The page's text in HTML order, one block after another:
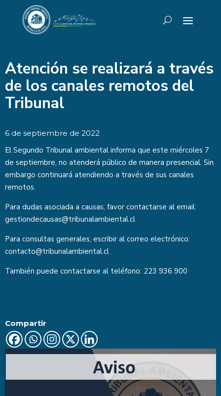
Atención se realizará a través
de los canales remotos del
Tribunal
6 de septiembre de 2022
El Segundo Tribunal ambiental informa que este miércoles 7
de septiembre, no atenderá público de manera presencial. Sin
embargo continuará atendiendo a través de sus canales
remotos.
Para dudas asociada a causas, favor contactarse al email:
gestiondecausas@tribunalambiental.cl
Para consultas generales, escribir al correo electrónico:
contacto@tribunalambiental.cl
También puede contactarse al teléfono: 223 936 900
Compartir